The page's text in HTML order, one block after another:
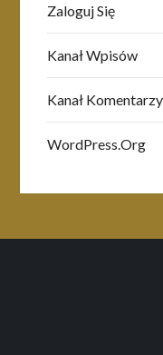
Zaloguj Się
Kanał Wpisów
Kanał Komentarzy
WordPress.org